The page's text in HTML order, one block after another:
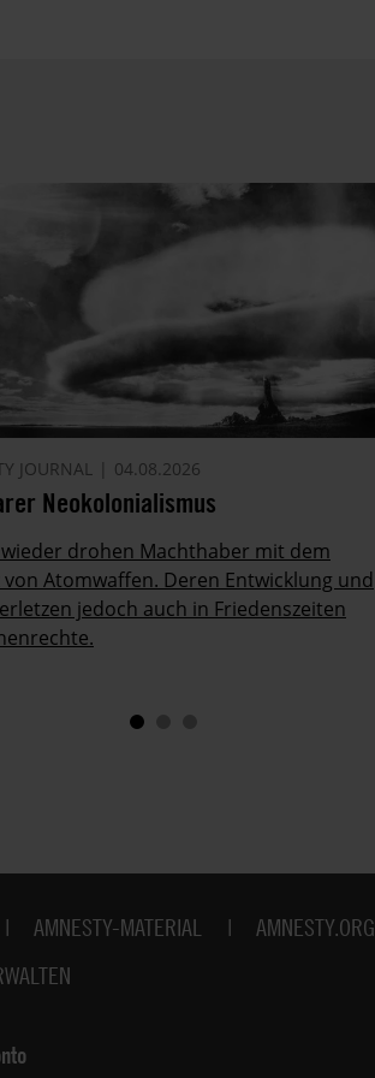
JOURNAL 04.08.2026
Neokolonialismus
drohen Machthaber mit dem
von Atomwaffen. Deren Entwicklung und
jedoch auch in Friedenszeiten
AMNESTY-MATERIAL AMNESTY.ORG